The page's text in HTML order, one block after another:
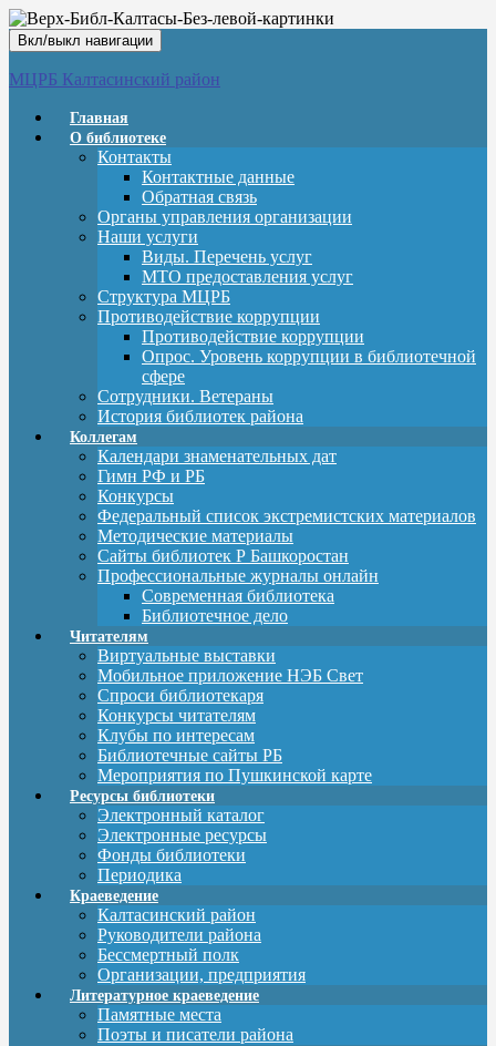
Вкл/выкл навигации
МЦРБ Калтасинский район
Главная
О библиотеке
Контакты
Контактные данные
Обратная связь
Органы управления организации
Наши услуги
Виды. Перечень услуг
МТО предоставления услуг
Структура МЦРБ
Противодействие коррупции
Противодействие коррупции
Опрос. Уровень коррупции в библиотечной
сфере
Сотрудники. Ветераны
История библиотек района
Коллегам
Календари знаменательных дат
Гимн РФ и РБ
Конкурсы
Федеральный список экстремистских материалов
Методические материалы
Сайты библиотек Р Башкоростан
Профессиональные журналы онлайн
Современная библиотека
Библиотечное дело
Читателям
Виртуальные выставки
Мобильное приложение НЭБ Свет
Спроси библиотекаря
Конкурсы читателям
Клубы по интересам
Библиотечные сайты РБ
Мероприятия по Пушкинской карте
Ресурсы библиотеки
Электронный каталог
Электронные ресурсы
Фонды библиотеки
Периодика
Краеведение
Калтасинский район
Руководители района
Бессмертный полк
Организации, предприятия
Литературное краеведение
Памятные места
Поэты и писатели района